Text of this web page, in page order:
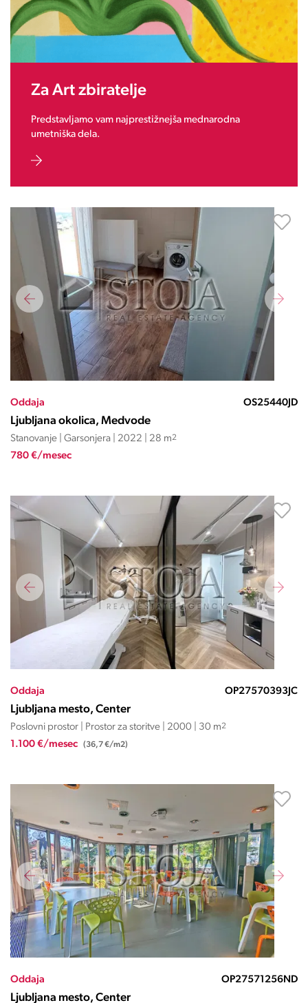
Za Art zbiratelje
Predstavljamo vam najprestižnejša mednarodna
umetniška dela.
Oddaja OS25440JD
Ljubljana okolica, Medvode
Stanovanje | Garsonjera | 2022 | 28 m2
780 €/mesec
Oddaja OP27570393JC
Ljubljana mesto, Center
Poslovni prostor | Prostor za storitve | 2000 | 30 m2
1.100 €/mesec (36,7 €/m2)
Oddaja OP27571256ND
Ljubljana mesto, Center